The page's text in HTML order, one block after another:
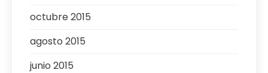
octubre 2015
agosto 2015
junio 2015